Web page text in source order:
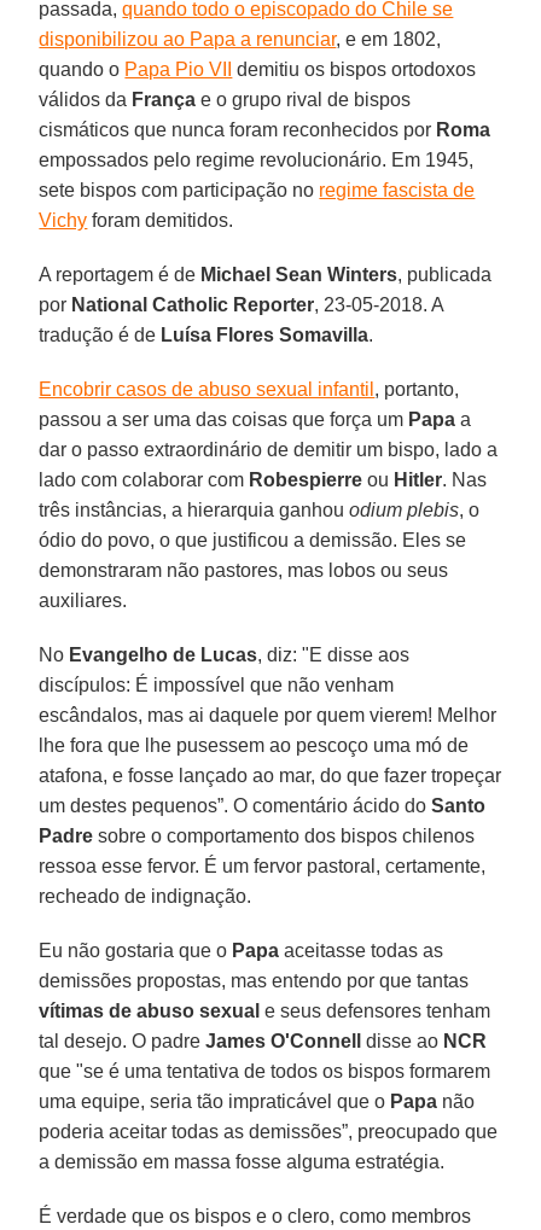
passada,quando todo o episcopado do Chile se
disponibilizou ao Papa a renunciar, e em 1802,
quando o Papa Pio VII
demitiu os bispos ortodoxos
válidos da França e o grupo rival de bispos
cismáticos que nunca foram reconhecidos por Roma
empossados pelo regime revolucionário. Em 1945,
sete bispos com participação no regime fascista de
Vichy foram demitidos.
A reportagem é de Michael Sean Winters, publicada
por National Catholic Reporter, 23-05-2018. A
tradução é de Luísa Flores Somavilla.
Encobrir casos de abuso sexual infantil , portanto,
passou a ser uma das coisas que força um Papa a
dar o passo extraordinário de demitir um bispo, lado a
lado com colaborar com Robespierre ou Hitler. Nas
três instâncias, a hierarquia ganhouodium plebis, o
ódio do povo, o que justificou a demissão. Eles se
demonstraram não pastores, mas lobos ou seus
auxiliares.
No Evangelho de Lucas, diz: "E disse aos
discípulos: É impossível que não venham
escândalos, mas ai daquele por quem vierem! Melhor
lhe fora que lhe pusessem ao pescoço uma mó de
atafona, e fosse lançado ao mar, do que fazer tropeçar
um destes pequenos”. O comentário ácido doSanto
Padre sobre o comportamento dos bispos chilenos
ressoa esse fervor. É um fervor pastoral, certamente,
recheado de indignação.
Eu não gostaria que o Papa aceitasse todas as
demissões propostas, mas entendo por que tantas
vítimas de abuso sexual e seus defensores tenham
tal desejo. O padreJames O'Connell disse ao NCR
que "se é uma tentativa de todos os bispos formarem
uma equipe, seria tão impraticável que o Papa não
poderia aceitar todas as demissões”, preocupado que
a demissão em massa fosse alguma estratégia.
É verdade que os bispos e o clero, como membros